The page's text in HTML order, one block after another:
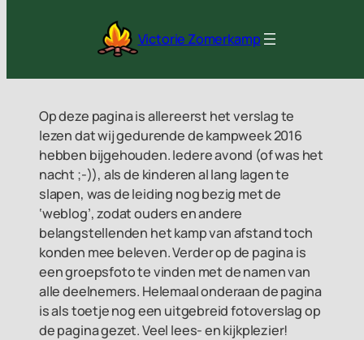
Victorie Zomerkamp
Op deze pagina is allereerst het verslag te
lezen dat wij gedurende de kampweek 2016
hebben bijgehouden. Iedere avond (of was het
nacht ;-)), als de kinderen al lang lagen te
slapen, was de leiding nog bezig met de
‘weblog’, zodat ouders en andere
belangstellenden het kamp van afstand toch
konden mee beleven. Verder op de pagina is
een groepsfoto te vinden met de namen van
alle deelnemers. Helemaal onderaan de pagina
is als toetje nog een uitgebreid fotoverslag op
de pagina gezet. Veel lees- en kijkplezier!